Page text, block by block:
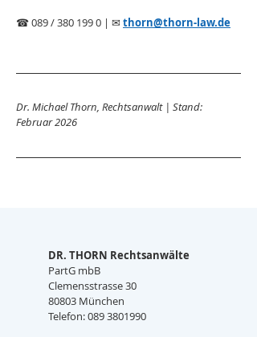
☎ 089 / 380 199 0 | ✉ thorn@thorn-law.de
Dr. Michael Thorn, Rechtsanwalt | Stand:
Februar 2026
DR. THORN Rechtsanwälte
PartG mbB
Clemensstrasse 30
80803 München
Telefon: 089 3801990